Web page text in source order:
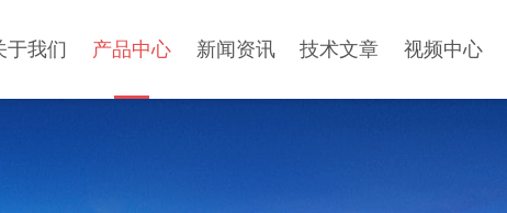
于我们 产品中心 新闻资讯 技术文章 视频中心